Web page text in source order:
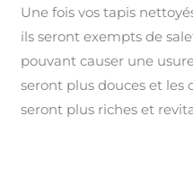
Une fois vos tapis
ils seront exempts de
pouvant causer une
seront plus douces et les
seront plus riches et